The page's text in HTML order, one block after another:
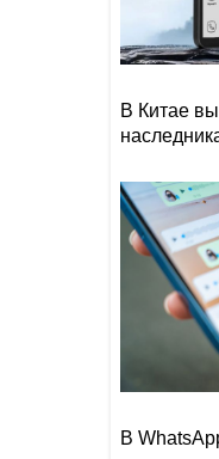
В Китае
В